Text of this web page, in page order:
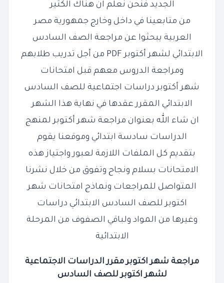
الجديد فنحن نعلم ان هناك الكثير
من متابعينا في داخل وخارج جمهورية مصر
العربية يبحثوا عن مراجعة الصف السادس
الابتدائي لشهر أكتوبر PDF من أجل تدريب
طلابهم
ومراجعة الدروس معهم قبل امتحانات
شهر أكتوبر دراسات اجتماعية للصف السادس
الابتدائي المقرر عقدها في نهاية هذا الشهر
ان شاء الله بعنوان مراجعة شهر أكتوبر لمنهج
الدراسات سادسة ابتدائي وموقعنا يقوم
بتقديم كل الملفات اللازمة لعبور واجتيازهذه
الامتحانات بسلام ونجاح وتفوق من خلال نشرنا
المتواصل للمراجعات ونماذج امتحانات شهر
اكتوبر للصف السادس الابتدائي دراسات
وغيرها من المواد ولباقي الصفوف من المرحلة
الابتدائية
مراجعة شهر اكتوبر مقرر الدراسات الاجتماعية
لشهر اكتوبر للصف السادس